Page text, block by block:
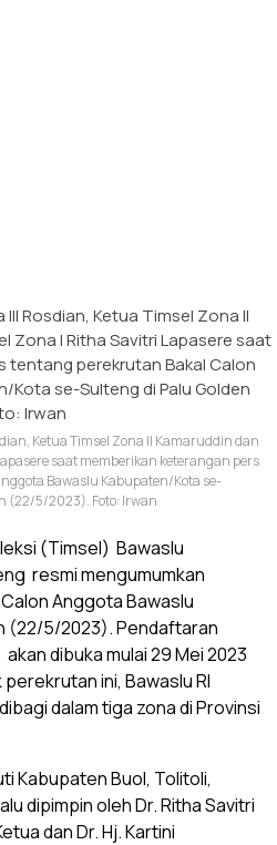
Ketua Timsel Zona II Kamaruddin dan
saat memberikan keterangan pers
Bawaslu Kabupaten/Kota se-
(22/5/2023). Foto: Irwan
(Timsel) Bawaslu
resmi mengumumkan
Anggota Bawaslu
(22/5/2023). Pendaftaran
dibuka mulai 29 Mei 2023
ini, Bawaslu RI
dalam tiga zona di Provinsi
Kabupaten Buol, Tolitoli,
dipimpin oleh Dr. Ritha Savitri
dan Dr. Hj. Kartini